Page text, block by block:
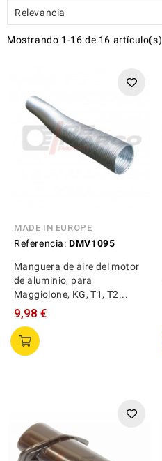
Relevancia
Mostrando 1-16 de 16 artículo(s)
MADE IN EUROPE
Referencia: DMV1095
Manguera de aire del motor
de aluminio, para
Maggiolone, KG, T1, T2...
9,98 €